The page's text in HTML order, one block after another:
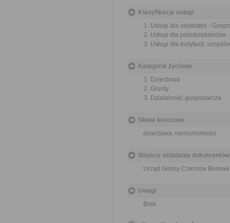
Klasyfikacje usługi
Usługi dla obywateli -
Usługi dla
Usługi dla instytucji,
Kategorie życiowe
Dzierżawa
Grunty
Działalność gospodarcza
Słowa kluczowe
dzierżawa, nieruchomości
Miejsce składania dokumentów
Urząd Gminy Czernice
Uwagi
Brak